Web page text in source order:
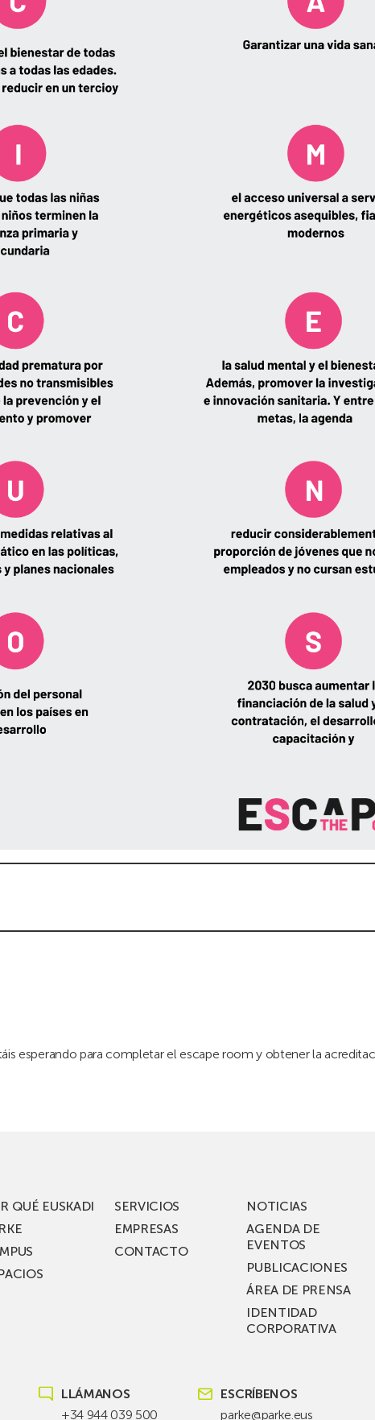
esperando para completar el escape room y obtener la
QUÉ EUSKADI
SERVICIOS
EMPRESAS
CONTACTO
NOTICIAS
AGENDA DE
EVENTOS
PUBLICACIONES
ÁREA DE PRENSA
IDENTIDAD
CORPORATIVA
LLÁMANOS
+34 944 039 500
ESCRÍBENOS
parke@parke.eus